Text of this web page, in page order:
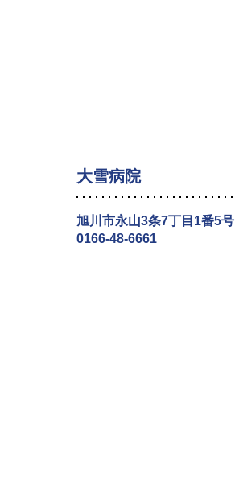
大雪病院
旭川市永山3条7丁目1番5号
0166-48-6661